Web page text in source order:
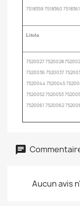
7518359 7518360
Litola
7520027 7520028
7520036 7520037
7520044 7520045
7520052 7520053
7520061 7520062
Aucun avis